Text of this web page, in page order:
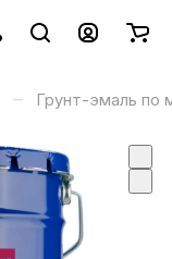
– Грунт-эмаль по